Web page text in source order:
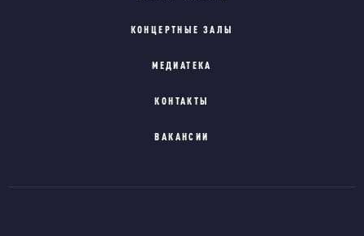
КОНЦЕРТНЫЕ ЗАЛЫ
МЕДИАТЕКА
КОНТАКТЫ
ВАКАНСИИ